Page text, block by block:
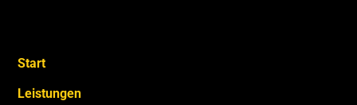
Start
Leistungen